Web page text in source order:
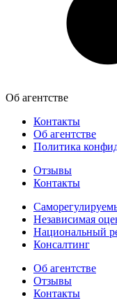
Об агентстве
Контакты
Об агентстве
Политика
Отзывы
Контакты
Независимая
Национальный
Консалтинг
Об агентстве
Отзывы
Контакты